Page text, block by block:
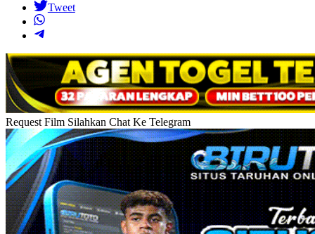
Tweet
Request Film Silahkan Chat Ke Telegram